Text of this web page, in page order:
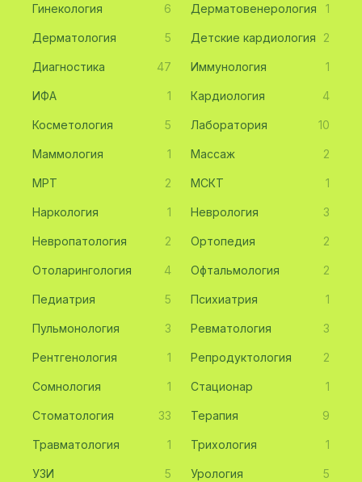
Гинекология 6 Дерматовенерология 1
Дерматология 5 Детские кардиология 2
Диагностика 47 Иммунология 1
ИФА 1 Кардиология 4
Косметология 5 Лаборатория 10
Маммология 1 Массаж 2
МРТ 2 МСКТ 1
Наркология 1 Неврология 3
Невропатология 2 Ортопедия 2
Отоларингология 4 Офтальмология 2
Педиатрия 5 Психиатрия 1
Пульмонология 3 Ревматология 3
Рентгенология 1 Репродуктология 2
Сомнология 1 Стационар 1
Стоматология 33 Терапия 9
Травматология 1 Трихология 1
УЗИ 5 Урология 5